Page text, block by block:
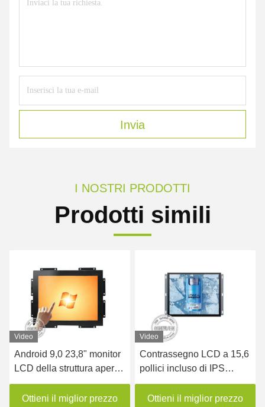
Invia
I NOSTRI PRODOTTI
Prodotti simili
Video
Android 9,0 23,8" monitor
LCD della struttura aperta
del touch screen di PCAP
Ottieni il miglior prezzo
Video
Contrassegno LCD a 15,6
pollici incluso di IPS
Digital della pagina aperta
Ottieni il miglior prezzo